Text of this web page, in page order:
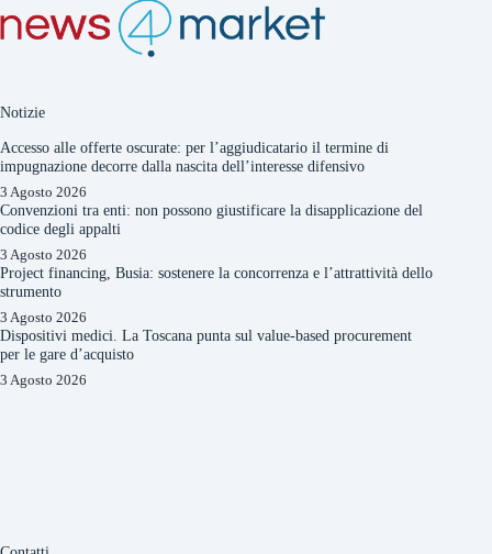
Notizie
Accesso alle offerte oscurate: per l’aggiudicatario il termine di
impugnazione decorre dalla nascita dell’interesse difensivo
3 Agosto 2026
Convenzioni tra enti: non possono giustificare la disapplicazione del
codice degli appalti
3 Agosto 2026
Project financing, Busia: sostenere la concorrenza e l’attrattività dello
strumento
3 Agosto 2026
Dispositivi medici. La Toscana punta sul value-based procurement
per le gare d’acquisto
3 Agosto 2026